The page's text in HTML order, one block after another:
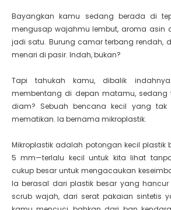
Bayangkan kamu sedang berada di
mengusap wajahmu lembut, aroma asin
jadi satu. Burung camar terbang rendah,
menari di pasir. Indah, bukan?
Tapi tahukah kamu, dibalik
membentang di depan matamu,
diam? Sebuah bencana kecil yang
mematikan. Ia bernama mikroplastik.
Mikroplastik adalah potongan kecil plastik
5 mm—terlalu kecil untuk kita lihat
cukup besar untuk mengacaukan
Ia berasal dari plastik besar yang
scrub wajah, dari serat pakaian sintetis